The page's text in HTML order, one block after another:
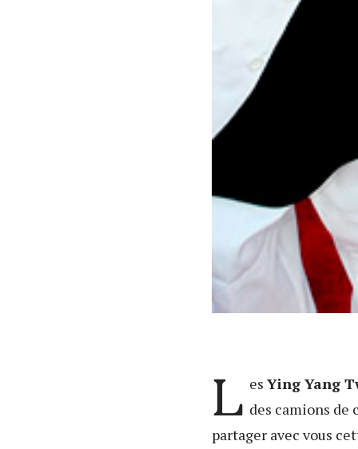
L es Ying Yang
des camions de
partager avec vous